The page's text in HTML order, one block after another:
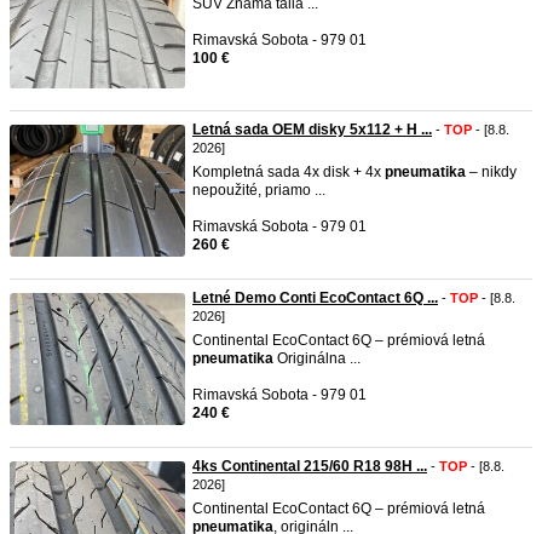
SUV Známa talia ...
Rimavská Sobota - 979 01
100 €
Letná sada OEM disky 5x112 + H ... - TOP - [8.8.
2026]
Kompletná sada 4x disk + 4x pneumatika – nikdy
nepoužité, priamo ...
Rimavská Sobota - 979 01
260 €
Letné Demo Conti EcoContact 6Q ... - TOP - [8.8.
2026]
Continental EcoContact 6Q – prémiová letná
pneumatika Originálna ...
Rimavská Sobota - 979 01
240 €
4ks Continental 215/60 R18 98H ... - TOP - [8.8.
2026]
Continental EcoContact 6Q – prémiová letná
pneumatika, origináln ...